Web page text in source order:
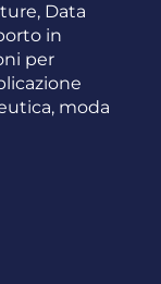
Data
in
per
moda